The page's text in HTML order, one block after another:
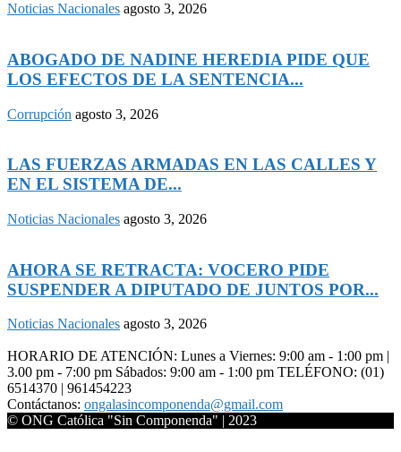
Noticias Nacionales agosto 3, 2026
ABOGADO DE NADINE HEREDIA PIDE QUE
LOS EFECTOS DE LA SENTENCIA...
Corrupción agosto 3, 2026
LAS FUERZAS ARMADAS EN LAS CALLES Y
EN EL SISTEMA DE...
Noticias Nacionales agosto 3, 2026
AHORA SE RETRACTA: VOCERO PIDE
SUSPENDER A DIPUTADO DE JUNTOS POR...
Noticias Nacionales agosto 3, 2026
HORARIO DE ATENCIÓN: Lunes a Viernes: 9:00 am - 1:00 pm |
3.00 pm - 7:00 pm Sábados: 9:00 am - 1:00 pm TELÉFONO: (01)
6514370 | 961454223
Contáctanos: ongalasincomponenda@gmail.com
© ONG Católica "Sin Componenda" | 2023